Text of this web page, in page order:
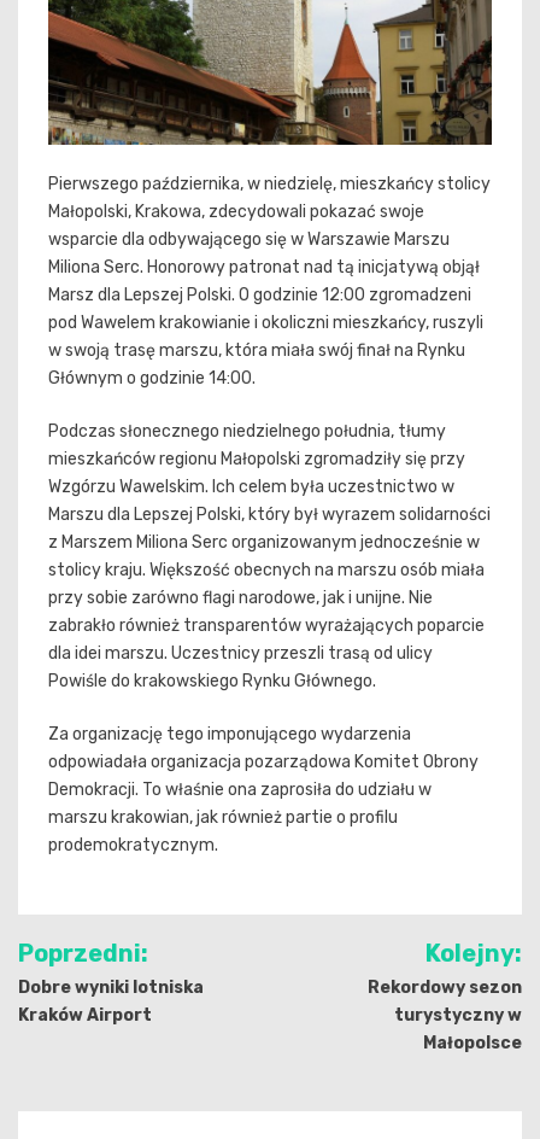
Pierwszego października, w niedzielę, mieszkańcy stolicy
Małopolski, Krakowa, zdecydowali pokazać swoje
wsparcie dla odbywającego się w Warszawie Marszu
Miliona Serc. Honorowy patronat nad tą inicjatywą objął
Marsz dla Lepszej Polski. O godzinie 12:00 zgromadzeni
pod Wawelem krakowianie i okoliczni mieszkańcy, ruszyli
w swoją trasę marszu, która miała swój finał na Rynku
Głównym o godzinie 14:00.
Podczas słonecznego niedzielnego południa, tłumy
mieszkańców regionu Małopolski zgromadziły się przy
Wzgórzu Wawelskim. Ich celem była uczestnictwo w
Marszu dla Lepszej Polski, który był wyrazem solidarności
z Marszem Miliona Serc organizowanym jednocześnie w
stolicy kraju. Większość obecnych na marszu osób miała
przy sobie zarówno flagi narodowe, jak i unijne. Nie
zabrakło również transparentów wyrażających poparcie
dla idei marszu. Uczestnicy przeszli trasą od ulicy
Powiśle do krakowskiego Rynku Głównego.
Za organizację tego imponującego wydarzenia
odpowiadała organizacja pozarządowa Komitet Obrony
Demokracji. To właśnie ona zaprosiła do udziału w
marszu krakowian, jak również partie o profilu
prodemokratycznym.
Nawigacja
wpisu
Poprzedni:
Dobre wyniki lotniska
Kraków Airport
Kolejny:
Rekordowy sezon
turystyczny w
Małopolsce